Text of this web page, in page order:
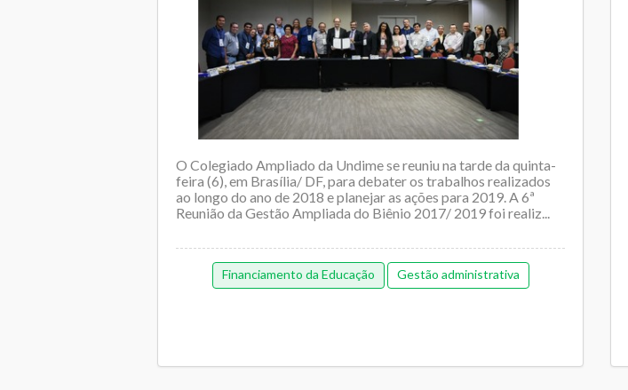
O Colegiado Ampliado da Undime se reuniu na tarde da quinta-
feira (6), em Brasília/ DF, para debater os trabalhos realizados
ao longo do ano de 2018 e planejar as ações para 2019. A 6ª
Reunião da Gestão Ampliada do Biênio 2017/ 2019 foi realiz...
Financiamento da Educação Gestão administrativa